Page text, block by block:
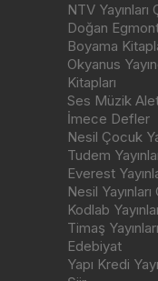
NTV
Doğan
Boyama
Okyanus
Kitapları
Ses Müzik
İmece Defler
Nesil Çocuk
Tudem
Everest
Nesil
Kodlab
Timaş
Edebiyat
Yapı Kredi